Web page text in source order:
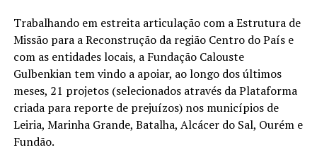
Trabalhando em estreita articulação com a Estrutura de
Missão para a Reconstrução da região Centro do País e
com as entidades locais, a Fundação Calouste
Gulbenkian tem vindo a apoiar, ao longo dos últimos
meses, 21 projetos (selecionados através da Plataforma
criada para reporte de prejuízos) nos municípios de
Leiria, Marinha Grande, Batalha, Alcácer do Sal, Ourém e
Fundão.